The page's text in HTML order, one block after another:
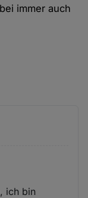
immer auch
ich bin